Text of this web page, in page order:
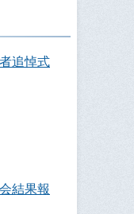
追悼式
結果報